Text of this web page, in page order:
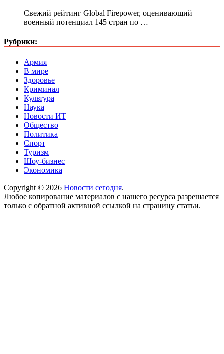
Свежий рейтинг Global Firepower, оценивающий
военный потенциал 145 стран по …
Рубрики:
Армия
В мире
Здоровье
Криминал
Культура
Наука
Новости ИТ
Общество
Политика
Спорт
Туризм
Шоу-бизнес
Экономика
Copyright © 2026 Новости сегодня.
Любое копирование материалов с нашего ресурса разрешается
только с обратной активной ссылкой на страницу статьи.